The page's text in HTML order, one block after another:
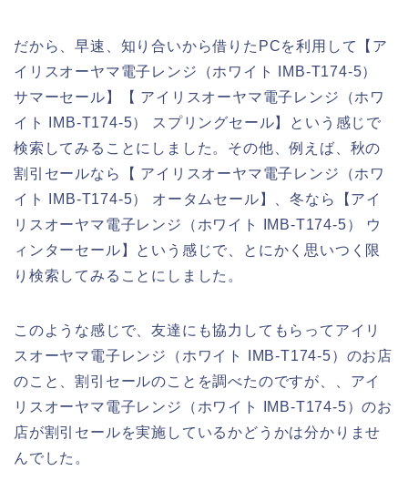
だから、早速、知り合いから借りたPCを利用して【ア
イリスオーヤマ電子レンジ（ホワイト IMB-T174-5）
サマーセール】【 アイリスオーヤマ電子レンジ（ホワ
イト IMB-T174-5） スプリングセール】という感じで
検索してみることにしました。その他、例えば、秋の
割引セールなら【 アイリスオーヤマ電子レンジ（ホワ
イト IMB-T174-5） オータムセール】、冬なら【アイ
リスオーヤマ電子レンジ（ホワイト IMB-T174-5） ウ
ィンターセール】という感じで、とにかく思いつく限
り検索してみることにしました。
このような感じで、友達にも協力してもらってアイリ
スオーヤマ電子レンジ（ホワイト IMB-T174-5）のお店
のこと、割引セールのことを調べたのですが、、アイ
リスオーヤマ電子レンジ（ホワイト IMB-T174-5）のお
店が割引セールを実施しているかどうかは分かりませ
んでした。